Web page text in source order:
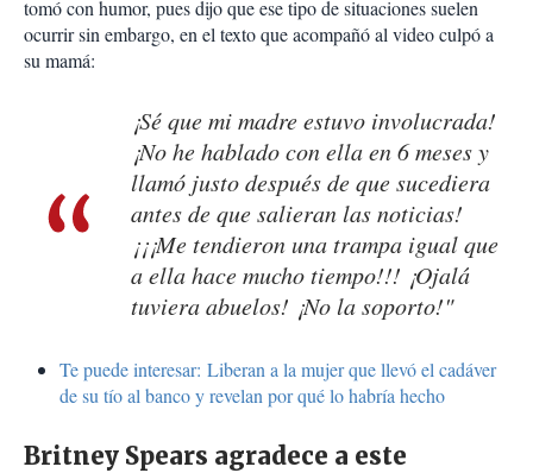
tomó con humor, pues dijo que ese tipo de situaciones suelen
ocurrir sin embargo, en el texto que acompañó al video culpó a
su mamá:
¡Sé que mi madre estuvo involucrada!
¡No he hablado con ella en 6 meses y
llamó justo después de que sucediera
antes de que salieran las noticias!
¡¡¡Me tendieron una trampa igual que
a ella hace mucho tiempo!!! ¡Ojalá
tuviera abuelos! ¡No la soporto!"
Te puede interesar: Liberan a la mujer que llevó el cadáver
de su tío al banco y revelan por qué lo habría hecho
Britney Spears agradece a este